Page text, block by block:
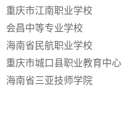
重庆市江南职业学校
会昌中等专业学校
海南省民航职业学校
重庆市城口县职业教育中心
海南省三亚技师学院